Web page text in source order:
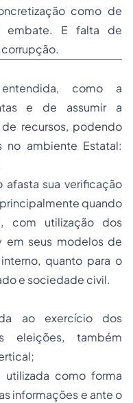
como de
embate. E falta de
como a
e de assumir a
recursos, podendo
ambiente Estatal:
afasta sua verificação
quando
com utilização dos
em seus modelos de
quanto para o
e sociedade civil.
ao exercício dos
eleições, também
utilizada como forma
informações e ante o